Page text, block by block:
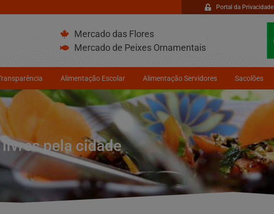
Portal da Privacidade
Mercado das Flores
Mercado de Peixes Ornamentais
Alimentação Escolar Alimentação Servidores Sacolões
pela cidade